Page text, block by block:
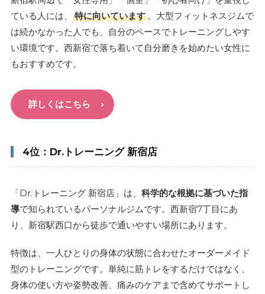
ている人には、
特に向いています。大型フィットネスジムで
は続かなかった人でも、自分のペースでトレーニングしやす
い環境です。西新宿で落ち着いて自分磨きを始めたい女性に
もおすすめです。
詳しくはこちら
4位：Dr.トレーニング 新宿店
「Dr.トレーニング 新宿店」は、 科学的な根拠に基づいた指
導で知られているパーソナルジムです。西新宿7丁目にあ
り、新宿駅西口から徒歩で通いやすい場所にあります。
特徴は、一人ひとりの身体の状態に合わせたオーダーメイド
型のトレーニングです。単純に筋トレをするだけではなく、
身体の使い方や姿勢改善、痛みのケアまで含めてサポートし